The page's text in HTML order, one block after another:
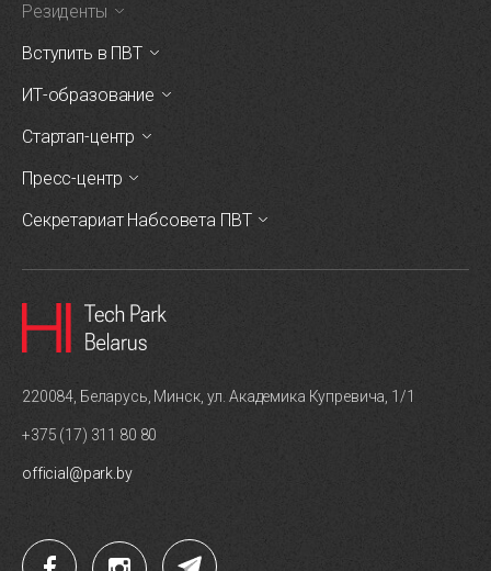
Резиденты
Вступить в ПВТ
ИТ-образование
Стартап-центр
Пресс-центр
Секретариат Набсовета ПВТ
220084, Беларусь, Минск, ул. Академика Купревича, 1/1
+375 (17) 311 80 80
official@park.by